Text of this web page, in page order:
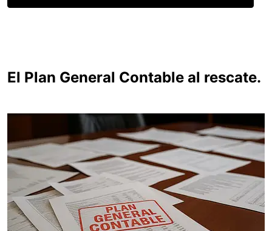
El Plan General Contable al rescate.